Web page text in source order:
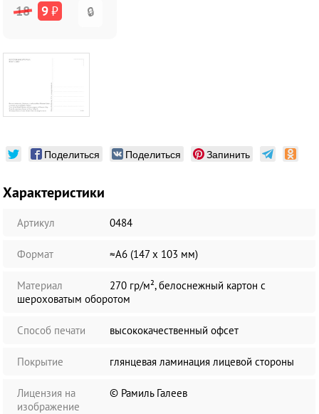
18 9₽ 🔒
Поделиться Поделиться Запинить
Характеристики
Артикул 0484
Формат ≈А6 (147 х 103 мм)
Материал
270 гр/м², белоснежный картон с
шероховатым оборотом
Способ печати высококачественный офсет
Покрытие глянцевая ламинация лицевой стороны
Лицензия на
изображение
© Рамиль Галеев